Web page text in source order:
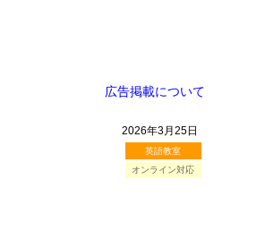
広告掲載について
2026年3月25日
英語教室
オンライン対応